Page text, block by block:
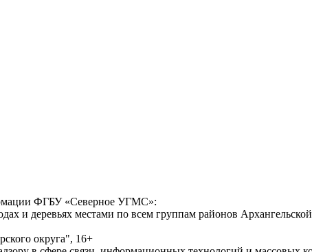
ФГБУ «Северное УГМС»:
и деревьях местами по всем группам районов
округа", 16+